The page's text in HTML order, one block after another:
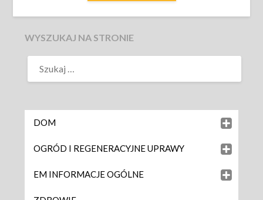
WYSZUKAJ NA STRONIE
DOM
OGRÓD I REGENERACYJNE UPRAWY
EM INFORMACJE OGÓLNE